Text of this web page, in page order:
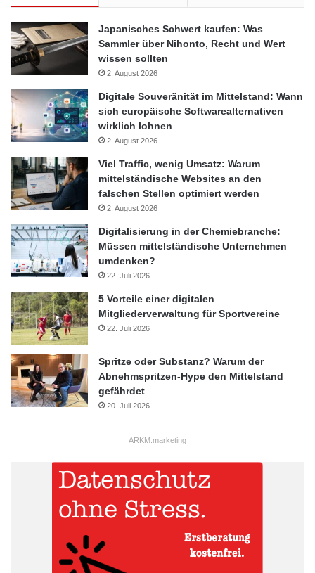
Japanisches Schwert kaufen: Was
Sammler über Nihonto, Recht und Wert
wissen sollten
2. August 2026
Digitale Souveränität im Mittelstand: Wann
sich europäische Softwarealternativen
wirklich lohnen
2. August 2026
Viel Traffic, wenig Umsatz: Warum
mittelständische Websites an den
falschen Stellen optimiert werden
2. August 2026
Digitalisierung in der Chemiebranche:
Müssen mittelständische Unternehmen
umdenken?
22. Juli 2026
5 Vorteile einer digitalen
Mitgliederverwaltung für Sportvereine
22. Juli 2026
Spritze oder Substanz? Warum der
Abnehmspritzen-Hype den Mittelstand
gefährdet
20. Juli 2026
ARKM.marketing